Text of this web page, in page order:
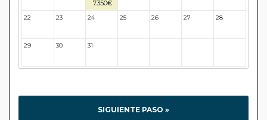
7350€
22 23 24 25 26 27 28
29 30 31
SIGUIENTE PASO »